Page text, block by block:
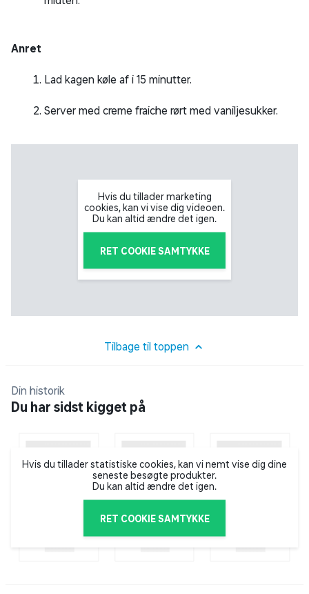
Anret
Lad kagen køle af i 15 minutter.
Server med creme fraiche rørt med vaniljesukker.
Hvis du tillader marketing
cookies, kan vi vise dig videoen.
Du kan altid ændre det igen.
RET COOKIE SAMTYKKE
Tilbage til toppen
Din historik
Du har sidst kigget på
Hvis du tillader statistiske cookies, kan vi nemt vise dig dine
seneste besøgte produkter.
Du kan altid ændre det igen.
RET COOKIE SAMTYKKE